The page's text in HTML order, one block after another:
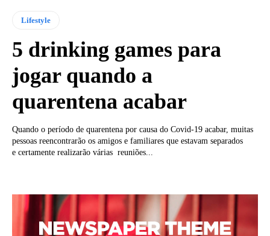
Lifestyle
5 drinking games para
jogar quando a
quarentena acabar
Quando o período de quarentena por causa do Covid-19 acabar, muitas
pessoas reencontrarão os amigos e familiares que estavam separados
e certamente realizarão várias reuniões...